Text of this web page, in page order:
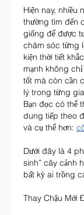
Hiện nay, nhiều
thường tìm đến
giống để được
chăm sóc từng
kiện thời tiết
mạnh không
tốt mà còn cần
lý trong từng
Bạn đọc có thể
dung tiếp theo
và cụ thể hơn:
Dưới đây là 4
sinh” cây cảnh
bất kỳ ai trồng
Thay Chậu Mới